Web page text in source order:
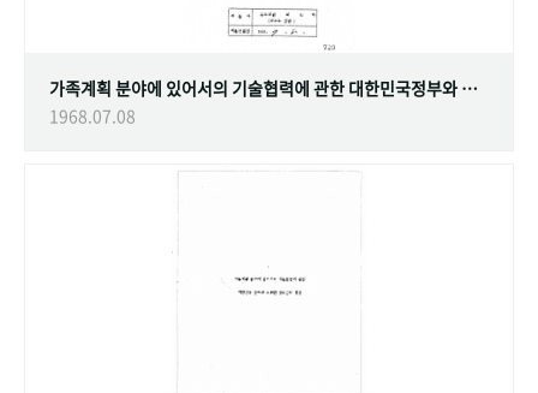
가족계획 분야에 있어서의 기술협력에 관한 대한민국정부와 스웨덴 정부간의 협정
1968.07.08